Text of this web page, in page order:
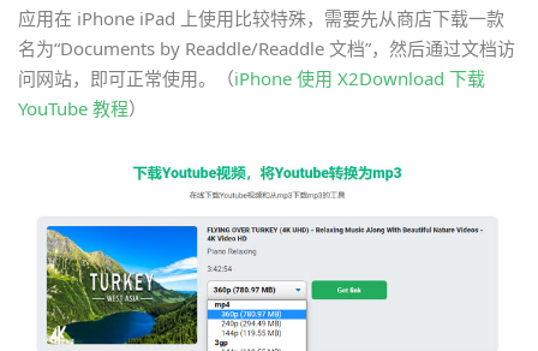
应用在 iPhone iPad 上使用比较特殊，需要先从商店下载一款
名为“Documents by Readdle/Readdle 文档”，然后通过文档访
问网站，即可正常使用。（iPhone 使用 X2Download 下载
YouTube 教程）